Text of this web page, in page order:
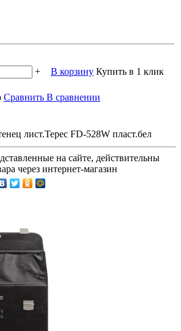
+ В корзину Купить в 1 клик
Сравнить В сравнении
лист.Терес FD-528W пласт.бел
на сайте, действительны
через интернет-магазин